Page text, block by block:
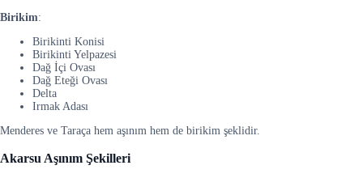
Birikim:
Birikinti Konisi
Birikinti Yelpazesi
Dağ İçi Ovası
Dağ Eteği Ovası
Delta
Irmak Adası
Menderes ve Taraça hem aşınım hem de birikim şeklidir.
Akarsu Aşınım Şekilleri